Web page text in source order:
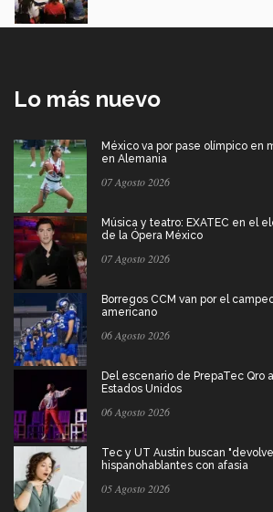
Lo más nuevo
México va por pase olímpico en
en Alemania
07 Agosto 2026
Música y teatro: EXATEC en el
de la Ópera México
07 Agosto 2026
Borregos CCM van por el
americano
06 Agosto 2026
Del escenario de PrepaTec Qro
Estados Unidos
06 Agosto 2026
Tec y UT Austin buscan
hispanohablantes con afasia
05 Agosto 2026